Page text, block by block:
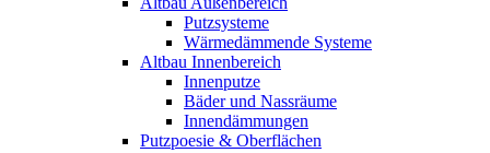
Putzsysteme
Wärmedämmende Systeme
Altbau Innenbereich
Innenputze
Bäder und Nassräume
Innendämmungen‍‍‍
Putzpoesie & Oberflächen